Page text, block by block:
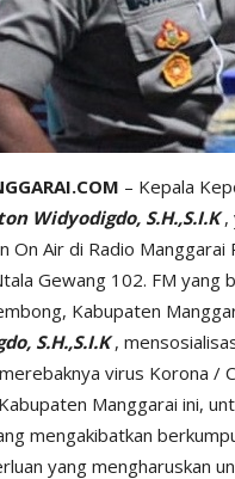
– Kepala
Widyodigdo, S.H.,S.I.K,
On Air di Radio
Gewang 102. FM
Kabupaten
S.H.,S.I.K,
virus Korona /
Manggarai ini,
mengakibatkan
yang mengharuskan